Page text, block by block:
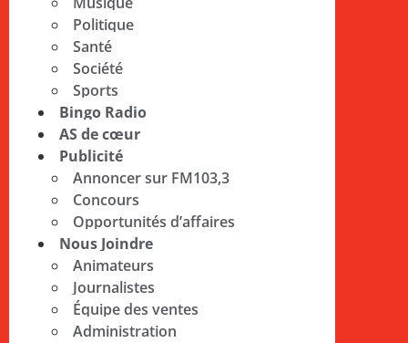
Politique
Santé
Société
Sports
Bingo Radio
AS de cœur
Publicité
Annoncer sur FM103,3
Concours
Opportunités d’affaires
Nous Joindre
Animateurs
Journalistes
Équipe des ventes
Administration